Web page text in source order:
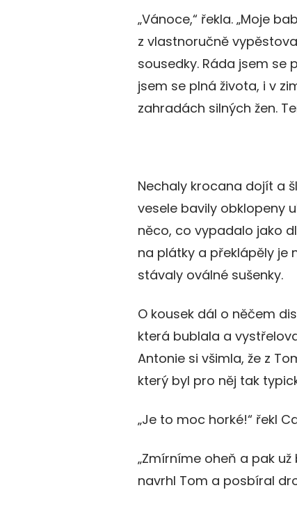
„Vánoce,“ řekla. „Moje
z vlastnoručně
sousedky. Ráda jsem se
jsem se plná života, i v
zahradách silných žen.
Nechaly krocana dojít a
vesele bavily obklopeny
něco, co vypadalo jako
na plátky a překlápěly je
stávaly oválné sušenky.
O kousek dál o něčem
která bublala a
Antonie si všimla, že z
který byl pro něj tak
„Je to moc horké!“ řekl
„Zmírníme oheň a pak
navrhl Tom a posbíral